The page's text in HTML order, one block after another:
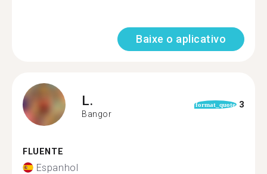
Baixe o aplicativo
L.
Bangor
format_quote 3
FLUENTE
Espanhol